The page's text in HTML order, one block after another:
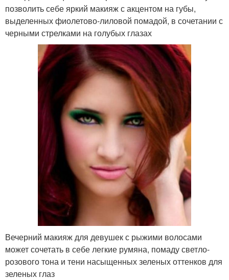
позволить себе яркий макияж с акцентом на губы,
выделенных фиолетово-лиловой помадой, в сочетании с
черными стрелками на голубых глазах
Вечерний макияж для девушек с рыжими волосами
может сочетать в себе легкие румяна, помаду светло-
розового тона и тени насыщенных зеленых оттенков для
зеленых глаз